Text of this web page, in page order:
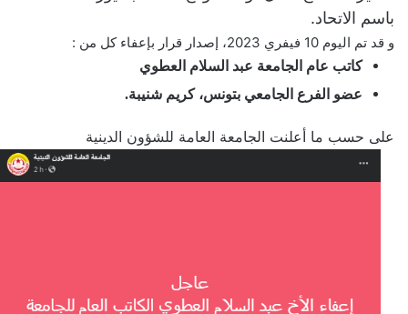
باسم الاتحاد.
و قد تم اليوم 10 فيفري 2023، إصدار قرار بإعفاء كل من :
كاتب عام الجامعة عبد السلام العطوي
عضو الفرع الجامعي بتونس، كريم شنيبة.
على حسب ما أعلنت الجامعة العامة للشؤون الدينية